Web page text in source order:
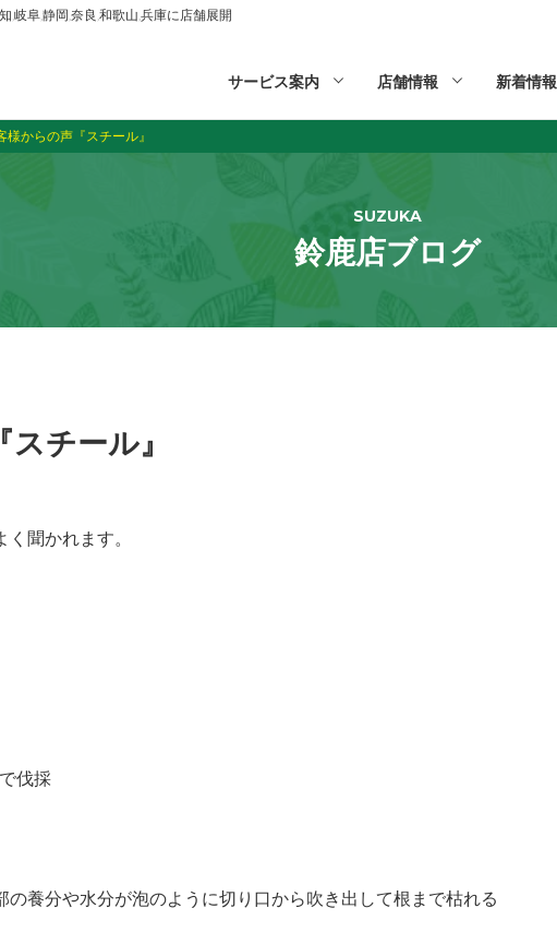
岐阜,静岡,奈良,和歌山,兵庫に店舗展開
サービス案内 店舗情報 新着情報
様からの声『スチール』
SUZUKA
鈴鹿店ブログ
チール』
聞かれます。
伐採
養分や水分が泡のように切り口から吹き出して根まで枯れる